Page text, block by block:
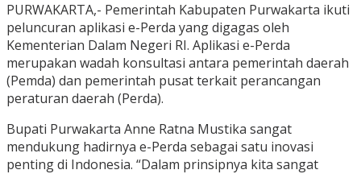
PURWAKARTA,- Pemerintah Kabupaten Purwakarta ikuti
peluncuran aplikasi e-Perda yang digagas oleh
Kementerian Dalam Negeri RI. Aplikasi e-Perda
merupakan wadah konsultasi antara pemerintah daerah
(Pemda) dan pemerintah pusat terkait perancangan
peraturan daerah (Perda).
Bupati Purwakarta Anne Ratna Mustika sangat
mendukung hadirnya e-Perda sebagai satu inovasi
penting di Indonesia. “Dalam prinsipnya kita sangat